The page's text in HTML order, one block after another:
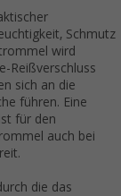
Schmutz
wird
Reißverschluss
sich an die
führen. Eine
für den
auch bei
die das